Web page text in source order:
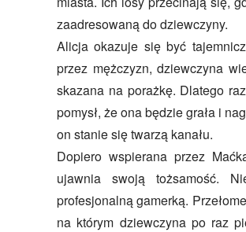
zaadresowaną do dziewczyny.
Alicja okazuje się być
przez mężczyzn, dziewczyna
skazana na porażkę. Dlatego
pomysł, że ona będzie grała i
on stanie się twarzą kanału.
Dopiero wspierana przez
ujawnia swoją tożsamość.
profesjonalną gamerką.
na którym dziewczyna po raz